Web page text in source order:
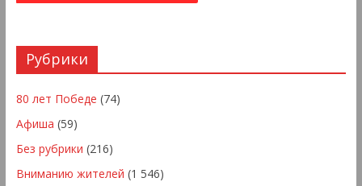
Рубрики
80 лет Победе (74)
Афиша (59)
Без рубрики (216)
Вниманию жителей (1 546)